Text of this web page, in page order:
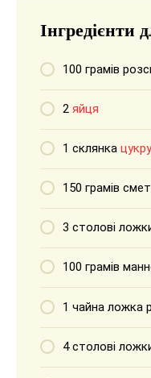
Інгредієнти
100 грамів
2 яйця
1 склянка цукру
150 грамів
3 столові
100 грамів
1 чайна ложка
4 столові